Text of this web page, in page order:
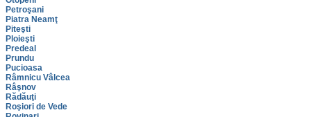
Petroşani
Piatra Neamţ
Piteşti
Ploieşti
Predeal
Prundu
Pucioasa
Râmnicu Vâlcea
Râşnov
Rădăuţi
Roşiori de Vede